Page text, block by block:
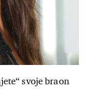
svoje braon